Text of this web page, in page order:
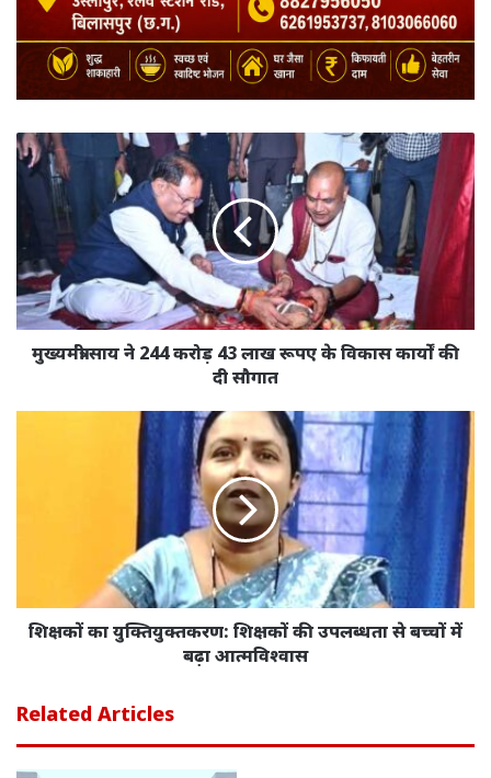
मुख्यमंत्री साय ने 244 करोड़ 43 लाख रूपए के विकास कार्यों की
दी सौगात
शिक्षकों का युक्तियुक्तकरण: शिक्षकों की उपलब्धता से बच्चों में
बढ़ा आत्मविश्वास
Related Articles